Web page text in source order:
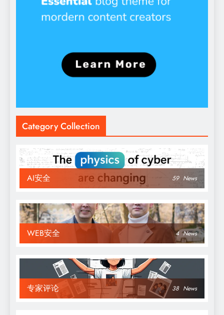
Category Collection
AI安全 59 News
WEB安全 4 News
专家评论 38 News